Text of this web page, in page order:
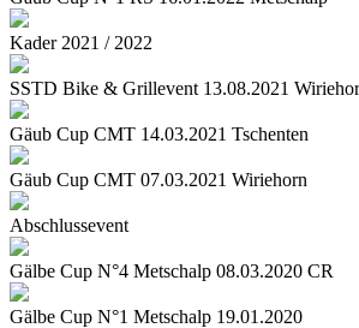
Kader 2021 / 2022
SSTD Bike & Grillevent 13.08.2021
Gäub Cup CMT 14.03.2021 Tschenten
Gäub Cup CMT 07.03.2021 Wiriehorn
Abschlussevent
Gälbe Cup N°4 Metschalp 08.03.2020 CR
Gälbe Cup N°1 Metschalp 19.01.2020